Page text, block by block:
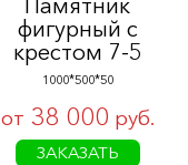
фигурный с
крестом 7-5
1000*500*50
от 38 000 руб.
ЗАКАЗАТЬ